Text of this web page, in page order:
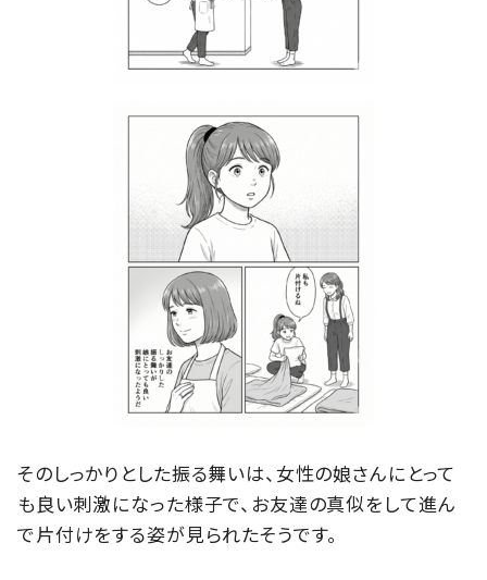
そのしっかりとした振る舞いは、女性の娘さんにとって
も良い刺激になった様子で、お友達の真似をして進ん
で片付けをする姿が見られたそうです。